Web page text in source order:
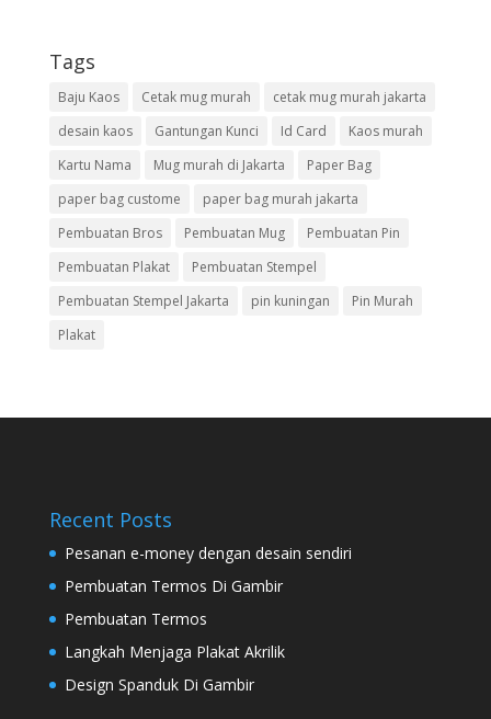
Tags
Baju Kaos Cetak mug murah
cetak mug murah jakarta
desain kaos
Gantungan Kunci Id Card
Kaos murah
Kartu Nama
Mug murah di Jakarta
Paper Bag
paper bag custome
paper bag murah jakarta
Pembuatan Bros
Pembuatan Mug
Pembuatan Pin
Pembuatan Plakat
Pembuatan Stempel
Pembuatan Stempel Jakarta
pin kuningan
Pin Murah
Plakat
Recent Posts
Pesanan e-money dengan desain sendiri
Pembuatan Termos Di Gambir
Pembuatan Termos
Langkah Menjaga Plakat Akrilik
Design Spanduk Di Gambir